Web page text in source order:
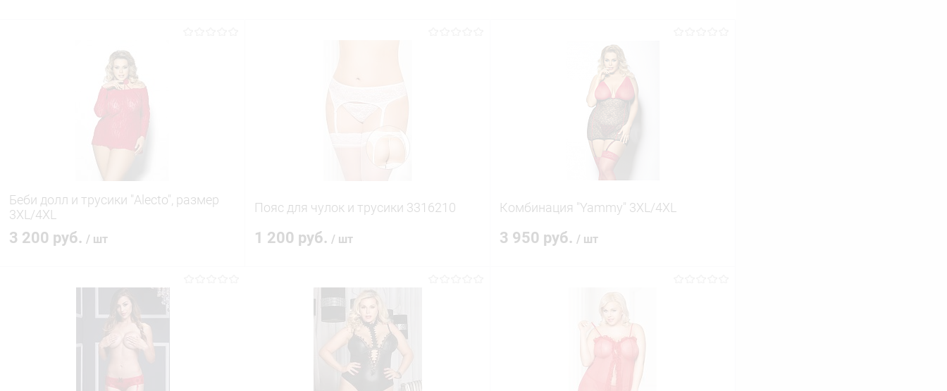
Беби долл и трусики "Alecto", размер
3XL/4XL
3 200 руб. / шт
В корзину
Пояс для чулок и трусики 3316210
1 200 руб. / шт
В корзину
Сравнение
Комбинация "Yammy" 3XL/4XL
3 950 руб. / шт